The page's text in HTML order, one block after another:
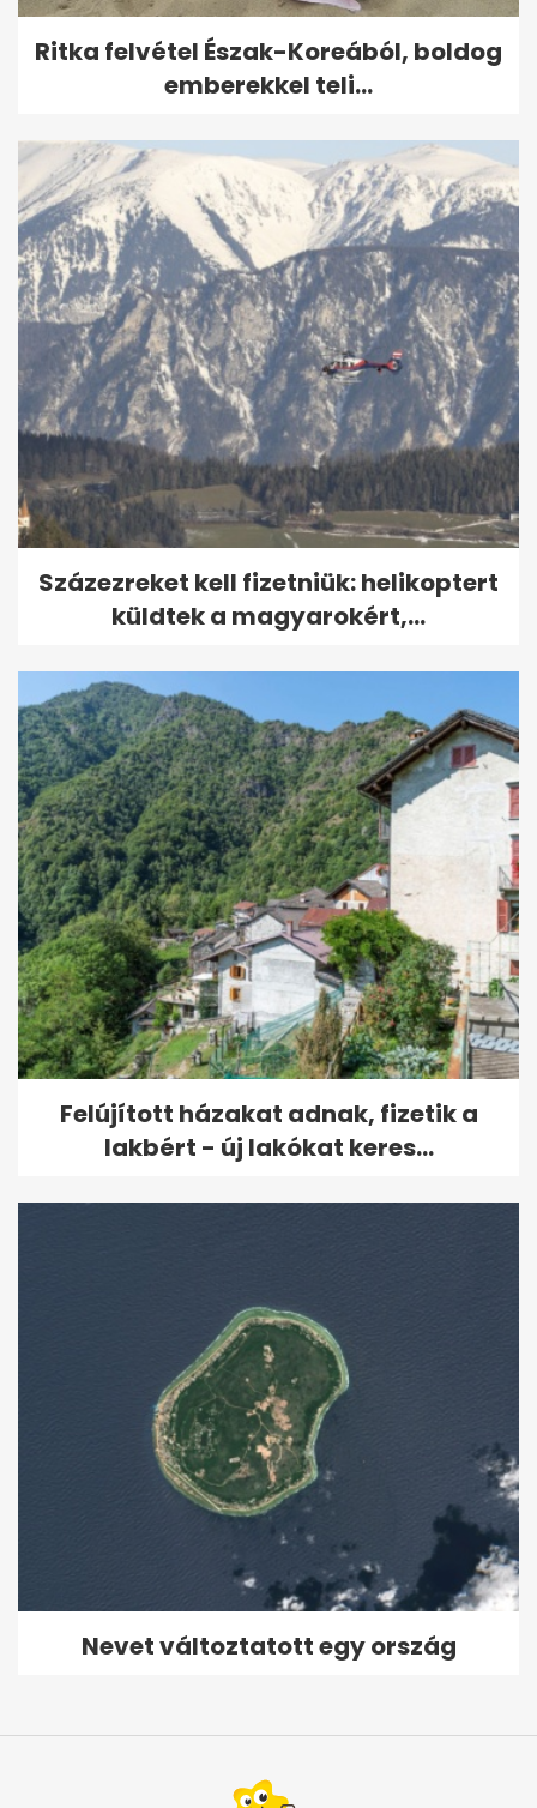
Ritka felvétel Észak-Koreából, boldog
emberekkel teli...
Százezreket kell fizetniük: helikoptert
küldtek a magyarokért,...
Felújított házakat adnak, fizetik a
lakbért - új lakókat keres...
Nevet változtatott egy ország